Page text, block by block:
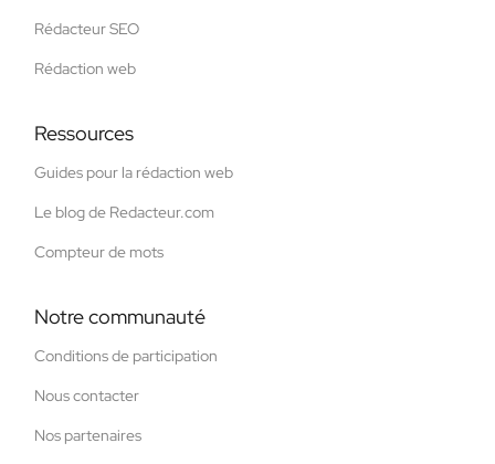
Rédacteur SEO
Rédaction web
Ressources
Guides pour la rédaction web
Le blog de Redacteur.com
Compteur de mots
Notre communauté
Conditions de participation
Nous contacter
Nos partenaires